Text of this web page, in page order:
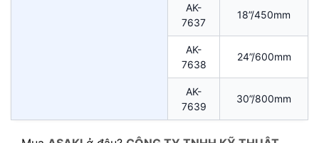
AK-
7637
18”/450mm
AK-
7638
24”/600mm
AK-
7639
30”/800mm